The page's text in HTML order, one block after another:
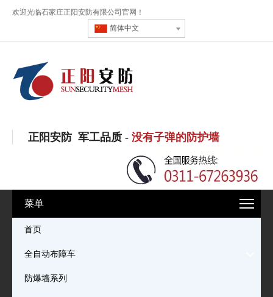
欢迎光临石家庄正阳安防有限公司官网！
简体中文
正阳安防 军工品质 - 没有子弹的防护墙
菜单
首页
全自动布障车
防爆墙系列